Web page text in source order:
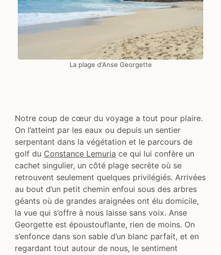
La plage d'Anse Georgette
Notre coup de cœur du voyage a tout pour plaire.
On l’atteint par les eaux ou depuis un sentier
serpentant dans la végétation et le parcours de
golf du Constance Lemuria ce qui lui confère un
cachet singulier, un côté plage secrète où se
retrouvent seulement quelques privilégiés. Arrivées
au bout d’un petit chemin enfoui sous des arbres
géants où de grandes araignées ont élu domicile,
la vue qui s’offre à nous laisse sans voix. Anse
Georgette est époustouflante, rien de moins. On
s’enfonce dans son sable d’un blanc parfait, et en
regardant tout autour de nous, le sentiment